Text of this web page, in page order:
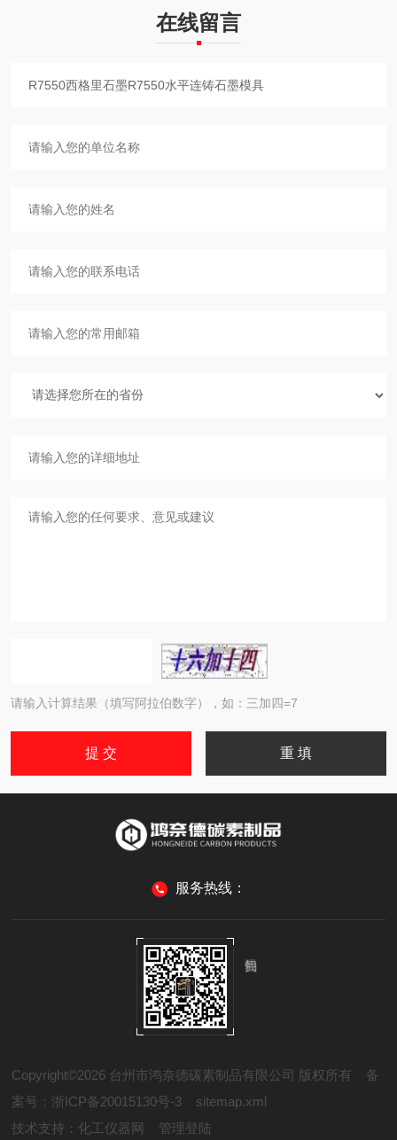
在线留言
请输入计算结果（填写阿拉伯数字），如：三加四=7
服务热线：
Copyright©2026 台州市鸿奈德碳素制品有限公司 版权所有 备
案号：浙ICP备20015130号-3
sitemap.xml
技术支持： 化工仪器网 管理登陆